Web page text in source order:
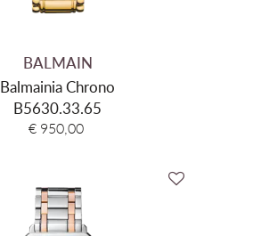
BALMAIN
Balmainia Chrono
B5630.33.65
€ 950,00